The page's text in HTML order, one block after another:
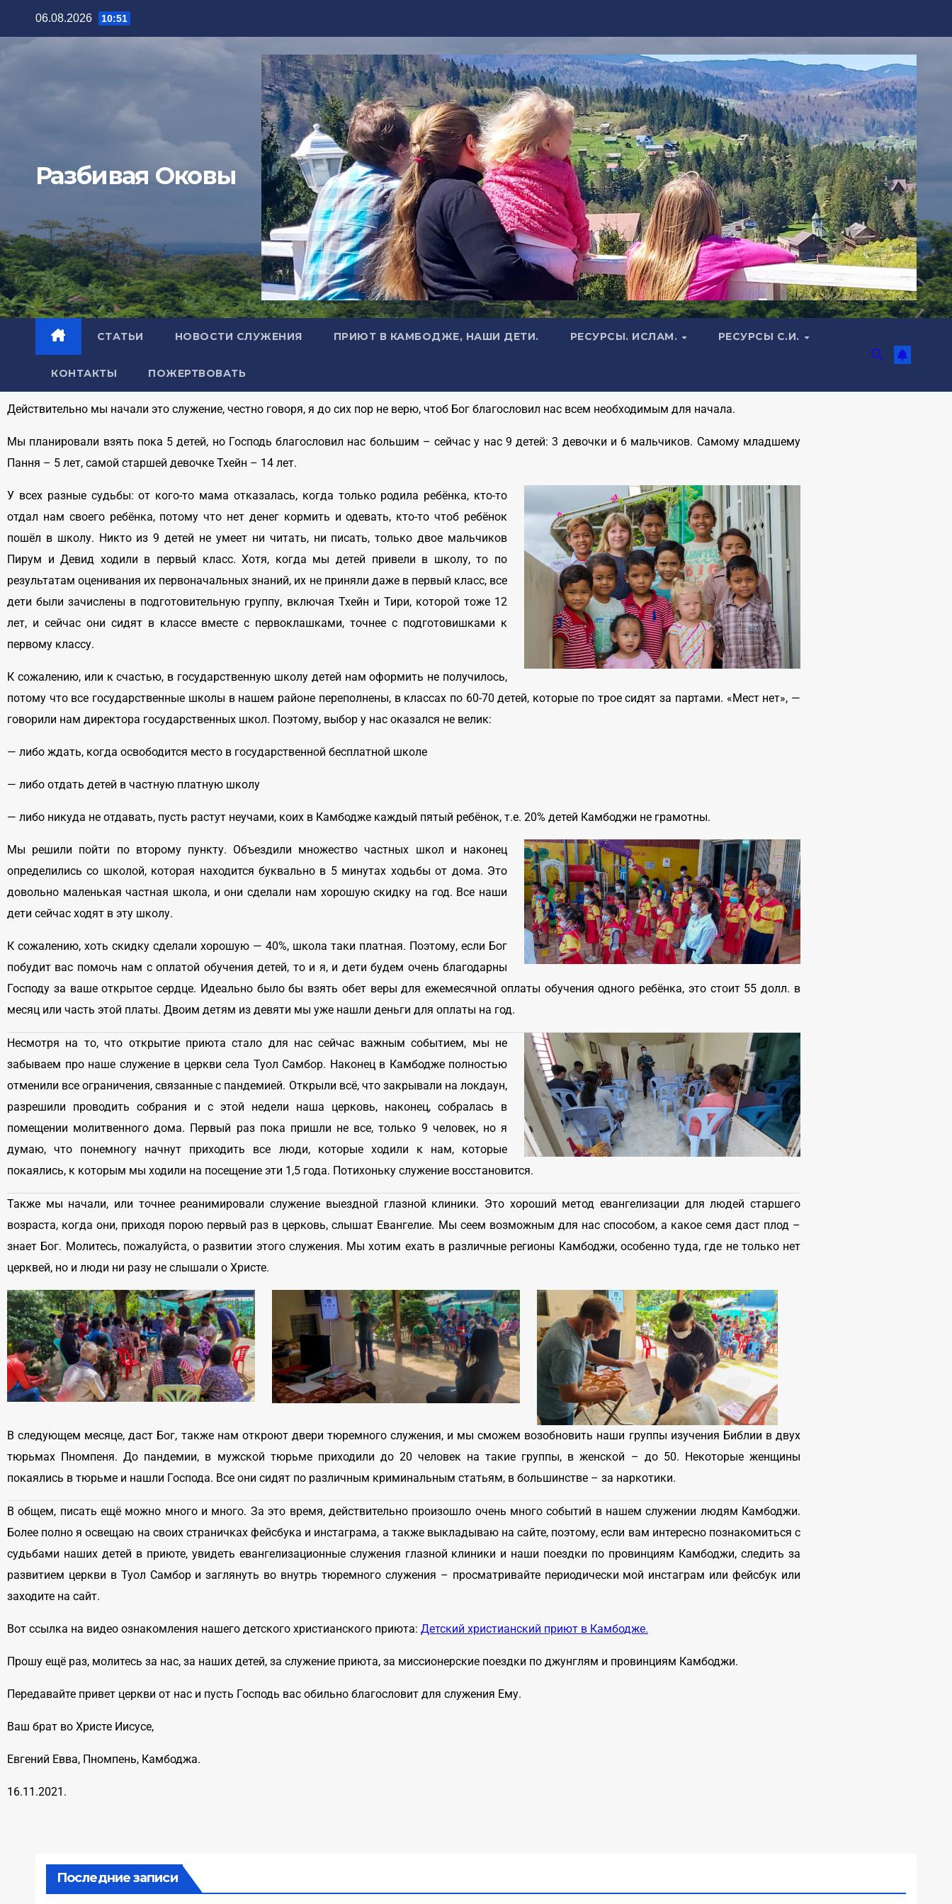
06.08.2026 10:51
Разбивая Оковы
СТАТЬИ НОВОСТИ СЛУЖЕНИЯ ПРИЮТ В КАМБОДЖЕ, НАШИ ДЕТИ. РЕСУРСЫ. ИСЛАМ. РЕСУРСЫ С.И.
КОНТАКТЫ ПОЖЕРТВОВАТЬ
Действительно мы начали это служение, честно говоря, я до сих пор не верю, чтоб Бог благословил нас всем необходимым для начала.
Мы планировали взять пока 5 детей, но Господь благословил нас большим – сейчас у нас 9 детей: 3 девочки и 6 мальчиков. Самому младшему
Пання – 5 лет, самой старшей девочке Тхейн – 14 лет.
У всех разные судьбы: от кого-то мама отказалась, когда только родила ребёнка, кто-то
отдал нам своего ребёнка, потому что нет денег кормить и одевать, кто-то чтоб ребёнок
пошёл в школу. Никто из 9 детей не умеет ни читать, ни писать, только двое мальчиков
Пирум и Девид ходили в первый класс. Хотя, когда мы детей привели в школу, то по
результатам оценивания их первоначальных знаний, их не приняли даже в первый класс, все
дети были зачислены в подготовительную группу, включая Тхейн и Тири, которой тоже 12
лет, и сейчас они сидят в классе вместе с первоклашками, точнее с подготовишками к
первому классу.
К сожалению, или к счастью, в государственную школу детей нам оформить не получилось,
потому что все государственные школы в нашем районе переполнены, в классах по 60-70 детей, которые по трое сидят за партами. «Мест нет», —
говорили нам директора государственных школ. Поэтому, выбор у нас оказался не велик:
— либо ждать, когда освободится место в государственной бесплатной школе
— либо отдать детей в частную платную школу
— либо никуда не отдавать, пусть растут неучами, коих в Камбодже каждый пятый ребёнок, т.е. 20% детей Камбоджи не грамотны.
Мы решили пойти по второму пункту. Объездили множество частных школ и наконец
определились со школой, которая находится буквально в 5 минутах ходьбы от дома. Это
довольно маленькая частная школа, и они сделали нам хорошую скидку на год. Все наши
дети сейчас ходят в эту школу.
К сожалению, хоть скидку сделали хорошую — 40%, школа таки платная. Поэтому, если Бог
побудит вас помочь нам с оплатой обучения детей, то и я, и дети будем очень благодарны
Господу за ваше открытое сердце. Идеально было бы взять обет веры для ежемесячной оплаты обучения одного ребёнка, это стоит 55 долл. в
месяц или часть этой платы. Двоим детям из девяти мы уже нашли деньги для оплаты на год.
Несмотря на то, что открытие приюта стало для нас сейчас важным событием, мы не
забываем про наше служение в церкви села Туол Самбор. Наконец в Камбодже полностью
отменили все ограничения, связанные с пандемией. Открыли всё, что закрывали на локдаун,
разрешили проводить собрания и с этой недели наша церковь, наконец, собралась в
помещении молитвенного дома. Первый раз пока пришли не все, только 9 человек, но я
думаю, что понемногу начнут приходить все люди, которые ходили к нам, которые
покаялись, к которым мы ходили на посещение эти 1,5 года. Потихоньку служение восстановится.
Также мы начали, или точнее реанимировали служение выездной глазной клиники. Это хороший метод евангелизации для людей старшего
возраста, когда они, приходя порою первый раз в церковь, слышат Евангелие. Мы сеем возможным для нас способом, а какое семя даст плод –
знает Бог. Молитесь, пожалуйста, о развитии этого служения. Мы хотим ехать в различные регионы Камбоджи, особенно туда, где не только нет
церквей, но и люди ни разу не слышали о Христе.
В следующем месяце, даст Бог, также нам откроют двери тюремного служения, и мы сможем возобновить наши группы изучения Библии в двух
тюрьмах Пномпеня. До пандемии, в мужской тюрьме приходили до 20 человек на такие группы, в женской – до 50. Некоторые женщины
покаялись в тюрьме и нашли Господа. Все они сидят по различным криминальным статьям, в большинстве – за наркотики.
В общем, писать ещё можно много и много. За это время, действительно произошло очень много событий в нашем служении людям Камбоджи.
Более полно я освещаю на своих страничках фейсбука и инстаграма, а также выкладываю на сайте, поэтому, если вам интересно познакомиться с
судьбами наших детей в приюте, увидеть евангелизационные служения глазной клиники и наши поездки по провинциям Камбоджи, следить за
развитием церкви в Туол Самбор и заглянуть во внутрь тюремного служения – просматривайте периодически мой инстаграм или фейсбук или
заходите на сайт.
Вот ссылка на видео ознакомления нашего детского христианского приюта: Детский христианский приют в Камбодже.
Прошу ещё раз, молитесь за нас, за наших детей, за служение приюта, за миссионерские поездки по джунглям и провинциям Камбоджи.
Передавайте привет церкви от нас и пусть Господь вас обильно благословит для служения Ему.
Ваш брат во Христе Иисусе,
Евгений Евва, Пномпень, Камбоджа.
16.11.2021.
Последние записи